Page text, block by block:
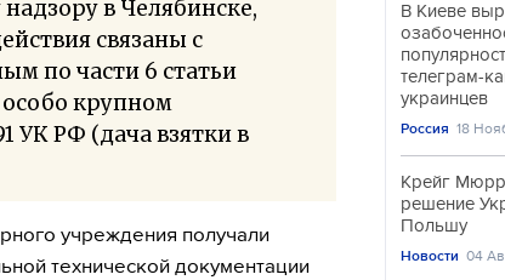
в Челябинске,
связаны с
по части 6 статьи
крупном
УК РФ (дача взятки в
учреждения получали
технической документации
В Киеве
телеграм-
украинцев
Россия 18
Крейг
решение
Польшу
Новости 04